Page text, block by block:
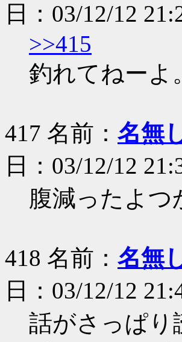
日：03/12/12
>>415
釣れてねーよ
417 名前： 名無
日：03/12/12
腹減ったよつ
418 名前： 名無
日：03/12/12
話がさっぱり